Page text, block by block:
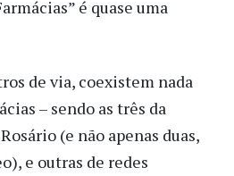
é quase uma
de via, coexistem nada
– sendo as três da
(e não apenas duas,
e outras de redes